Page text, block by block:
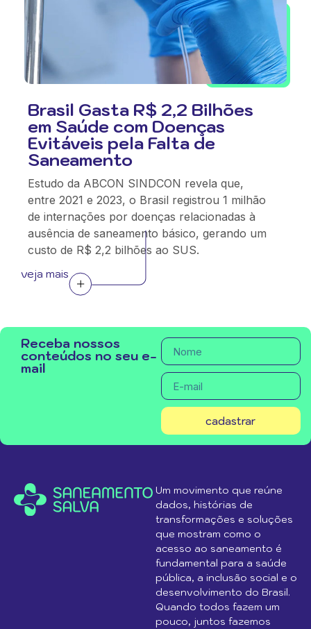
Brasil Gasta R$ 2,2 Bilhões
em Saúde com Doenças
Evitáveis pela Falta de
Saneamento
Estudo da ABCON SINDCON revela que,
entre 2021 e 2023, o Brasil registrou 1 milhão
de internações por doenças relacionadas à
ausência de saneamento básico, gerando um
custo de R$ 2,2 bilhões ao SUS.
veja mais
Receba nossos
conteúdos no seu e-
mail
cadastrar
Um movimento que reúne
dados, histórias de
transformações e soluções
que mostram como o
acesso ao saneamento é
fundamental para a saúde
pública, a inclusão social e o
desenvolvimento do Brasil.
Quando todos fazem um
pouco, juntos fazemos